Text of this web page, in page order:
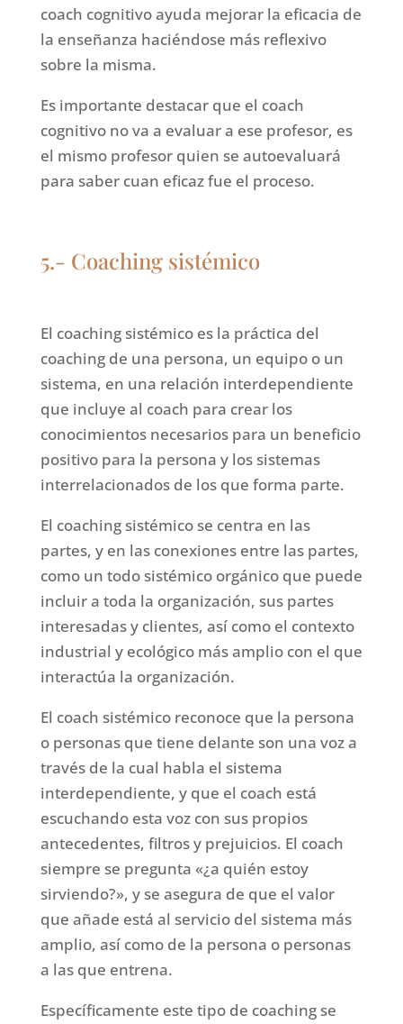
coach cognitivo ayuda mejorar la eficacia de
la enseñanza haciéndose más reflexivo
sobre la misma.
Es importante destacar que el coach
cognitivo no va a evaluar a ese profesor, es
el mismo profesor quien se autoevaluará
para saber cuan eficaz fue el proceso.
5.- Coaching sistémico
El coaching sistémico es la práctica del
coaching de una persona, un equipo o un
sistema, en una relación interdependiente
que incluye al coach para crear los
conocimientos necesarios para un beneficio
positivo para la persona y los sistemas
interrelacionados de los que forma parte.
El coaching sistémico se centra en las
partes, y en las conexiones entre las partes,
como un todo sistémico orgánico que puede
incluir a toda la organización, sus partes
interesadas y clientes, así como el contexto
industrial y ecológico más amplio con el que
interactúa la organización.
El coach sistémico reconoce que la persona
o personas que tiene delante son una voz a
través de la cual habla el sistema
interdependiente, y que el coach está
escuchando esta voz con sus propios
antecedentes, filtros y prejuicios. El coach
siempre se pregunta «¿a quién estoy
sirviendo?», y se asegura de que el valor
que añade está al servicio del sistema más
amplio, así como de la persona o personas
a las que entrena.
Específicamente este tipo de coaching se